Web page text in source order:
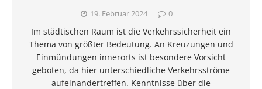
19. Februar 2024 0
Im städtischen Raum ist die Verkehrssicherheit ein
Thema von größter Bedeutung. An Kreuzungen und
Einmündungen innerorts ist besondere Vorsicht
geboten, da hier unterschiedliche Verkehrsströme
aufeinandertreffen. Kenntnisse über die